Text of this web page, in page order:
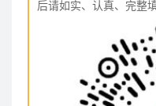
后请如实、认真、完整填